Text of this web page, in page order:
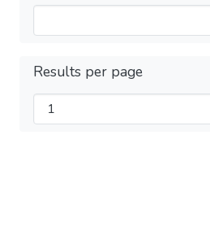
Results per page